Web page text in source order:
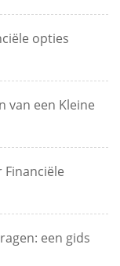
opties
van een Kleine
Financiële
een gids